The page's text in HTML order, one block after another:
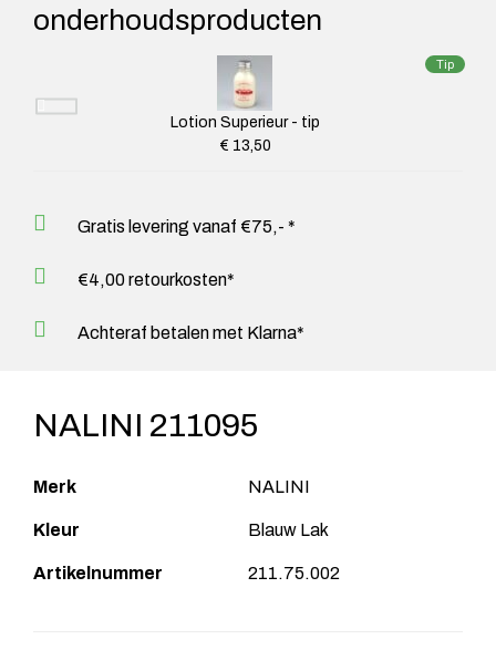
onderhoudsproducten
Tip
Lotion Superieur - tip
€ 13,50
Gratis levering vanaf €75,- *
€4,00 retourkosten*
Achteraf betalen met Klarna*
NALINI 211095
Merk NALINI
Kleur Blauw Lak
Artikelnummer 211.75.002